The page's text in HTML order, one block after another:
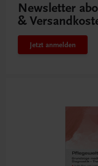
Newsletter
&
Jetzt anmelden